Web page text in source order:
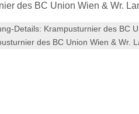
des BC Union Wien & Wr.